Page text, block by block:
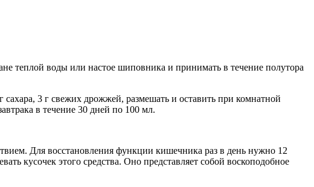
теплой воды или настое шиповника и принимать в течение полутора
3 г свежих дрожжей, размешать и оставить при комнатной
в течение 30 дней по 100 мл.
Для восстановления функции кишечника раз в день нужно 12
кусочек этого средства. Оно представляет собой воскоподобное